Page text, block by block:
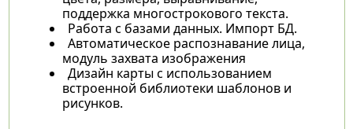
поддержка многострокового текста.
Работа с базами данных. Импорт БД.
Автоматическое распознавание лица,
модуль захвата изображения
Дизайн карты с использованием
встроенной библиотеки шаблонов и
рисунков.